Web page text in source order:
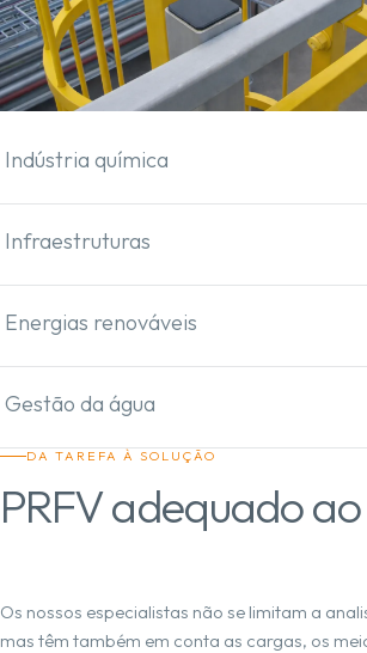
Indústria química
Infraestruturas
Energias renováveis
Gestão da água
DA TAREFA À SOLUÇÃO
PRFV adequado ao
Os nossos especialistas não se limitam a
mas têm também em conta as cargas, os